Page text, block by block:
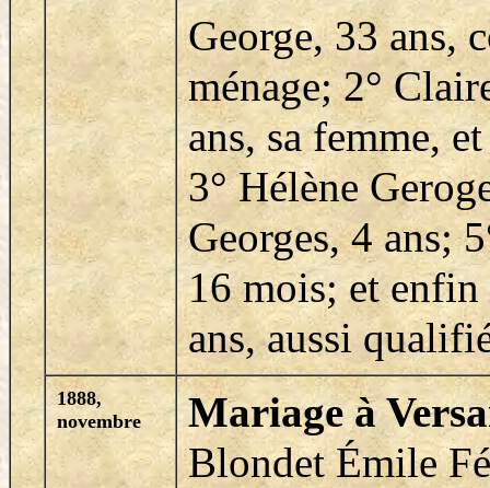
George, 33 ans,
ménage; 2°
ans, sa femme,
3° Hélène
Georges, 4 ans;
16 mois; et
ans, aussi
1888,
novembre
Mariage à
Blondet Émile